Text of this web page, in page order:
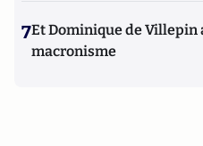
7Et Dominique de
macronisme